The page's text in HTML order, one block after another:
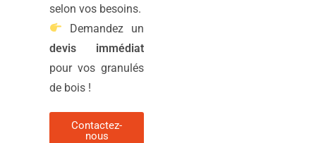
selon vos besoins.
Demandez un
devis immédiat
pour vos granulés
de bois !
Contactez-
nous